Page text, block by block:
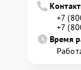
+7
+7
Время